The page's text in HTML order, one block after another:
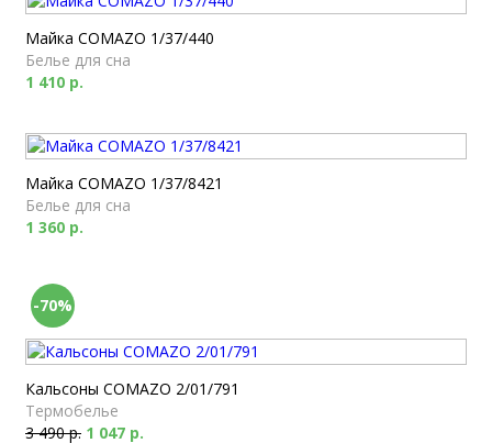
Майка COMAZO 1/37/440
Белье для сна
1 410 р.
Майка COMAZO 1/37/8421
Белье для сна
1 360 р.
-70%
Кальсоны COMAZO 2/01/791
Термобелье
3 490 р. 1 047 р.